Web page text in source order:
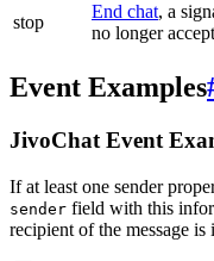
stop
End chat, a
no longer
Event Examples
JivoChat Event
If at least one sender
sender field with this
recipient of the message